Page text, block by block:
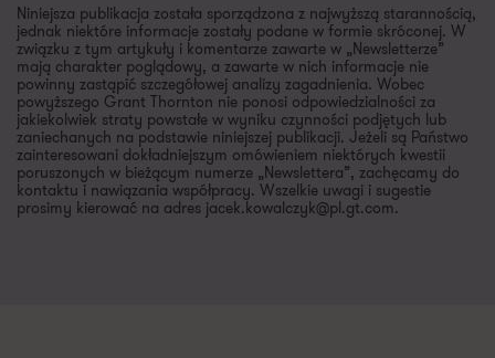
Niniejsza publikacja została sporządzona z najwyższą starannością,
jednak niektóre informacje zostały podane w formie skróconej. W
związku z tym artykuły i komentarze zawarte w „Newsletterze”
mają charakter poglądowy, a zawarte w nich informacje nie
powinny zastąpić szczegółowej analizy zagadnienia. Wobec
powyższego Grant Thornton nie ponosi odpowiedzialności za
jakiekolwiek straty powstałe w wyniku czynności podjętych lub
zaniechanych na podstawie niniejszej publikacji. Jeżeli są Państwo
zainteresowani dokładniejszym omówieniem niektórych kwestii
poruszonych w bieżącym numerze „Newslettera”, zachęcamy do
kontaktu i nawiązania współpracy. Wszelkie uwagi i sugestie
prosimy kierować na adres jacek.kowalczyk@pl.gt.com.